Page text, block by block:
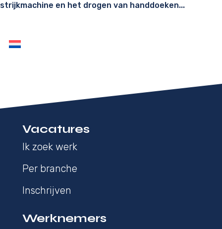
strijkmachine en het drogen van handdoeken...
Vacatures
Ik zoek werk
Per branche
Inschrijven
Werknemers